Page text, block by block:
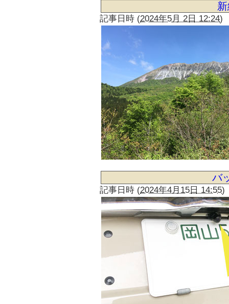
記事日時 (2024年5月 2日 12:24)
バ
記事日時 (2024年4月15日 14:55)